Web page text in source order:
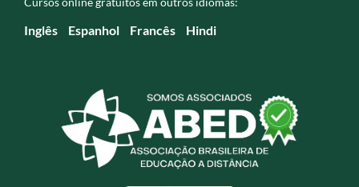
Inglês Espanhol Francês Hindi